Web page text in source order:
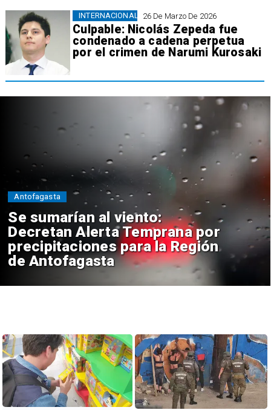
26 De Marzo De 2026
Culpable: Nicolás Zepeda fue
condenado a cadena perpetua
por el crimen de Narumi Kurosaki
INTERNACIONAL
Se sumarían al viento:
Decretan Alerta Temprana por
precipitaciones para la Región
de Antofagasta
Antofagasta